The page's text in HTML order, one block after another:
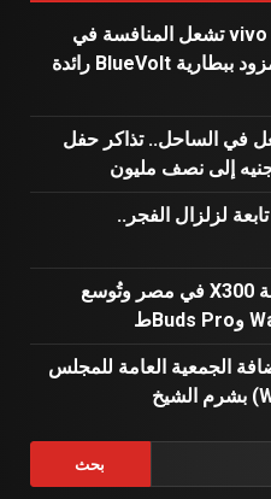
أكبر بطارية في تاريخ سلسلة vivo Y تشعل المنافسة في
مصر مع إطلاق vivo Y500، المزود ببطارية BlueVolt رائدة
في الساحل.. تذاكر حفل
تابعة لزلزال الفجر..
شركة vivo تُطلق رسميًا سلسلة X300 في مصر وتُوسع
الجمعية العامة للمجلس